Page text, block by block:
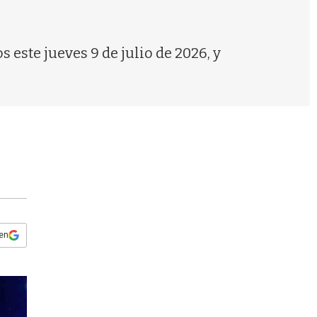
este jueves 9 de julio de 2026, y